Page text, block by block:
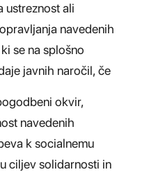
ustreznost ali
navedenih
se na splošno
javnih naročil, če
okvir,
navedenih
k socialnemu
ciljev solidarnosti in